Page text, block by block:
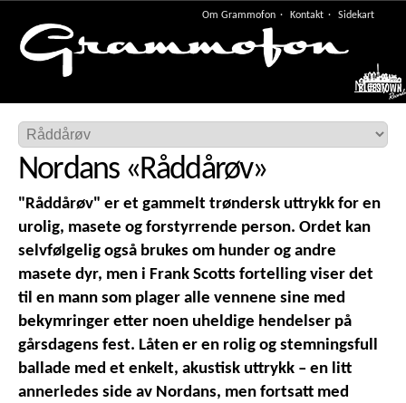
Om Grammofon Kontakt Sidekart
Meny
Nordans«Råddårøv»
"Råddårøv" er et gammelt trøndersk uttrykk for en
urolig, masete og forstyrrende person. Ordet kan
selvfølgelig også brukes om hunder og andre
masete dyr, men i Frank Scotts fortelling viser det
til en mann som plager alle vennene sine med
bekymringer etter noen uheldige hendelser på
gårsdagens fest. Låten er en rolig og stemningsfull
ballade med et enkelt, akustisk uttrykk – en litt
annerledes side av Nordans, men fortsatt med